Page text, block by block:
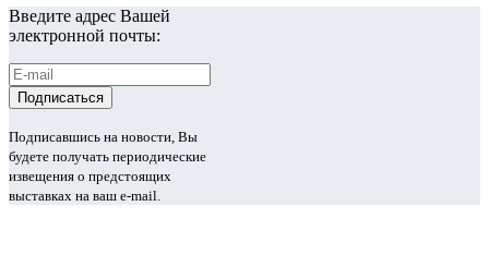
Введите адрес Вашей
электронной почты:
Подписавшись на новости, Вы
будете получать периодические
извещения о предстоящих
выставках на ваш e-mail.